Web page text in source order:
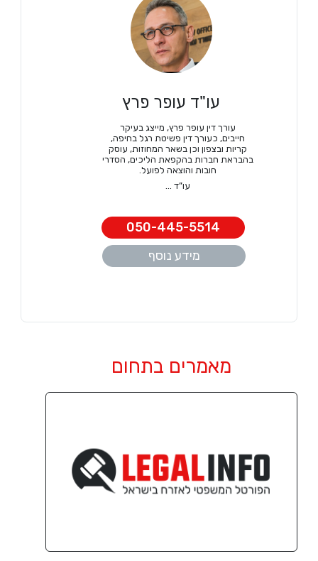
עו"ד עופר פרץ
עורך דין עופר פרץ, מייצג בעיקר
חייבים, כעורך דין פשיטת רגל בחיפה,
קריות ובצפון וכן בשאר המחוזות, עוסק
בהבראת חברות בהקפאת הליכים, הסדרי
חובות והוצאה לפועל.
עו”ד ...
050-445-5514
מידע נוסף
מאמרים בתחום